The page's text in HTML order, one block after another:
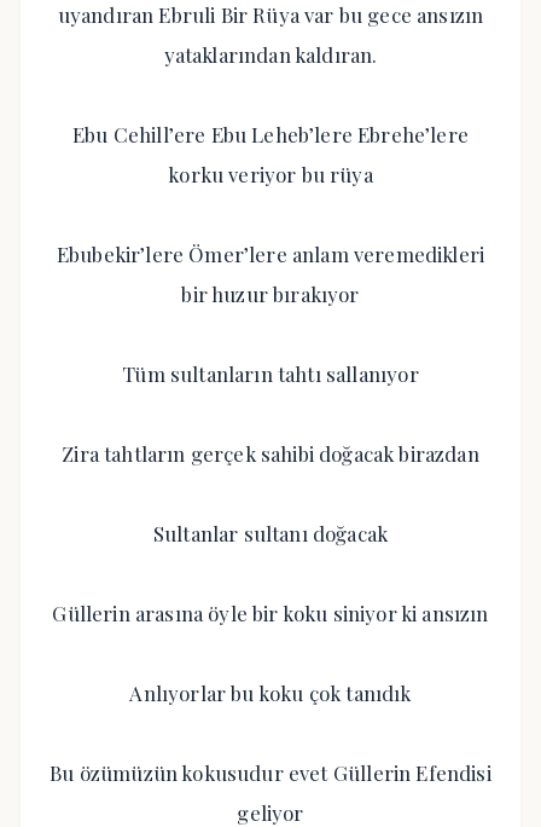
uyandıran Ebruli Bir Rüya var bu gece ansızın
yataklarından kaldıran.
Ebu Cehill’ere Ebu Leheb’lere Ebrehe’lere
korku veriyor bu rüya
Ebubekir’lere Ömer’lere anlam veremedikleri
bir huzur bırakıyor
Tüm sultanların tahtı sallanıyor
Zira tahtların gerçek sahibi doğacak birazdan
Sultanlar sultanı doğacak
Güllerin arasına öyle bir koku siniyor ki ansızın
Anlıyorlar bu koku çok tanıdık
Bu özümüzün kokusudur evet Güllerin Efendisi
geliyor